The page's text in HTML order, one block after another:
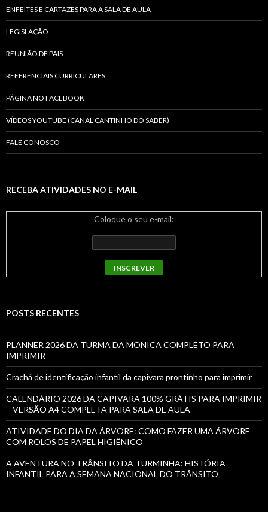
ENFEITES E CARTAZES PARA A SALA DE AULA
LEGISLAÇÃO
REUNIÃO DE PAIS
REFERENCIAIS CURRICULARES
PÁGINA NO FACEBOOK
VÍDEOS YOUTUBE (CANAL CANTINHO DO SABER)
FALE CONOSCO
RECEBA ATIVIDADES NO E-MAIL
Coloque o seu e-mail:
POSTS RECENTES
PLANNER 2026 DA TURMA DA MÔNICA COMPLETO PARA
IMPRIMIR
Crachá de identificação infantil da capivara prontinho para imprimir
CALENDÁRIO 2026 DA CAPIVARA 100% GRÁTIS PARA IMPRIMIR
– VERSÃO A4 COMPLETA PARA SALA DE AULA
ATIVIDADE DO DIA DA ÁRVORE: COMO FAZER UMA ÁRVORE
COM ROLOS DE PAPEL HIGIÊNICO
A AVENTURA NO TRÂNSITO DA TURMINHA: HISTÓRIA
INFANTIL PARA A SEMANA NACIONAL DO TRÂNSITO